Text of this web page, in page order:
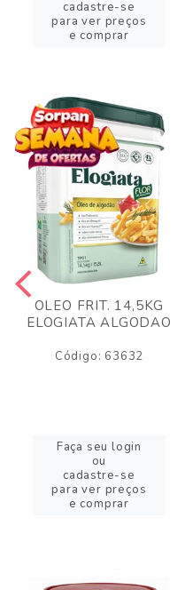
cadastre-se
para ver preços
e comprar
OLEO FRIT. 14,5KG
ELOGIATA ALGODAO
Código: 63632
Faça seu login
ou
cadastre-se
para ver preços
e comprar